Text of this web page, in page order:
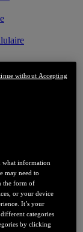
what information
may need to
the form of
or your device
It’s your
categories
by clicking
without Accepting